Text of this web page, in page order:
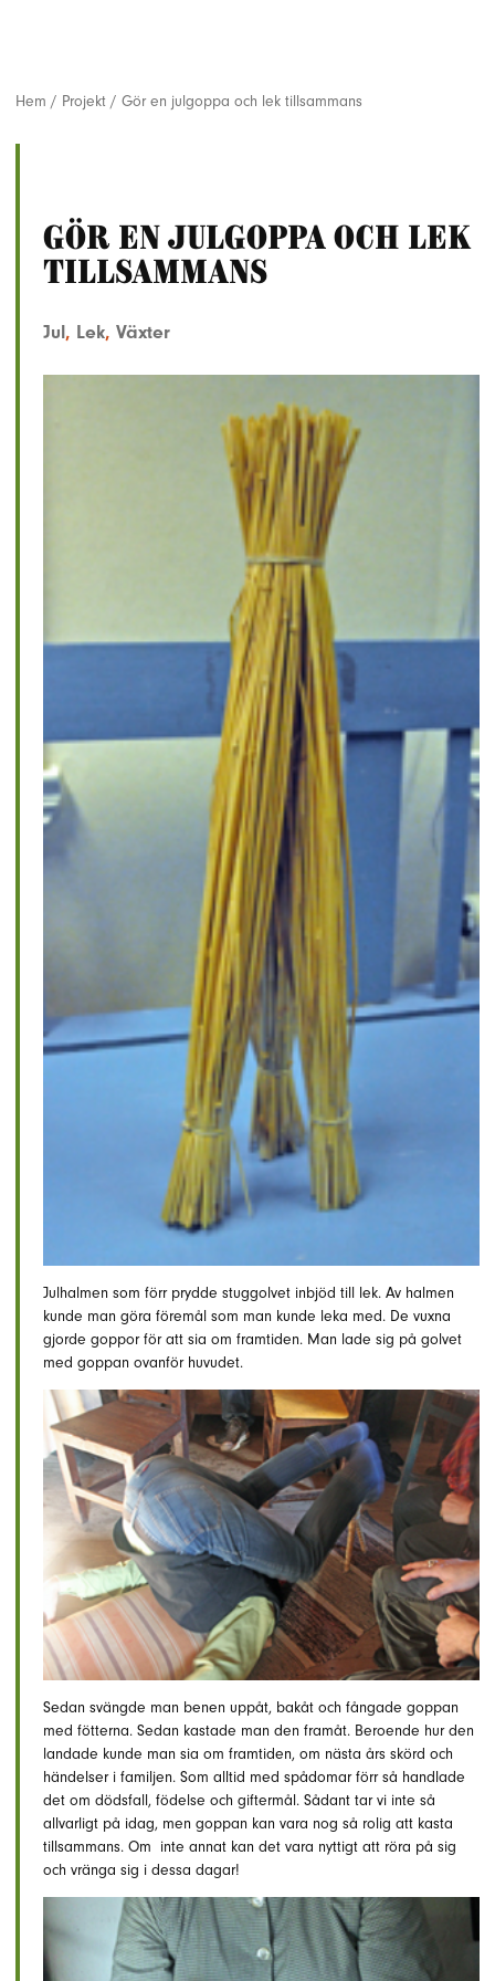
Hem / Projekt / Gör en julgoppa och lek tillsammans
Gör en julgoppa och lek
tillsammans
Jul, Lek, Växter
Julhalmen som förr prydde stuggolvet inbjöd till lek. Av halmen
kunde man göra föremål som man kunde leka med. De vuxna
gjorde goppor för att sia om framtiden. Man lade sig på golvet
med goppan ovanför huvudet.
Sedan svängde man benen uppåt, bakåt och fångade goppan
med fötterna. Sedan kastade man den framåt. Beroende hur den
landade kunde man sia om framtiden, om nästa års skörd och
händelser i familjen. Som alltid med spådomar förr så handlade
det om dödsfall, födelse och giftermål. Sådant tar vi inte så
allvarligt på idag, men goppan kan vara nog så rolig att kasta
tillsammans. Om inte annat kan det vara nyttigt att röra på sig
och vränga sig i dessa dagar!